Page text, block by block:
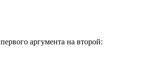
первого аргумента на второй: